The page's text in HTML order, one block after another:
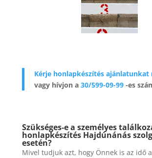
Kérje honlapkészítés ajánlatunkat
vagy hívjon a 30/599-09-99-es
Szükséges-e a személyes
honlapkészítés Hajdúnánás
esetén?
Mivel tudjuk azt, hogy Önnek is az idő